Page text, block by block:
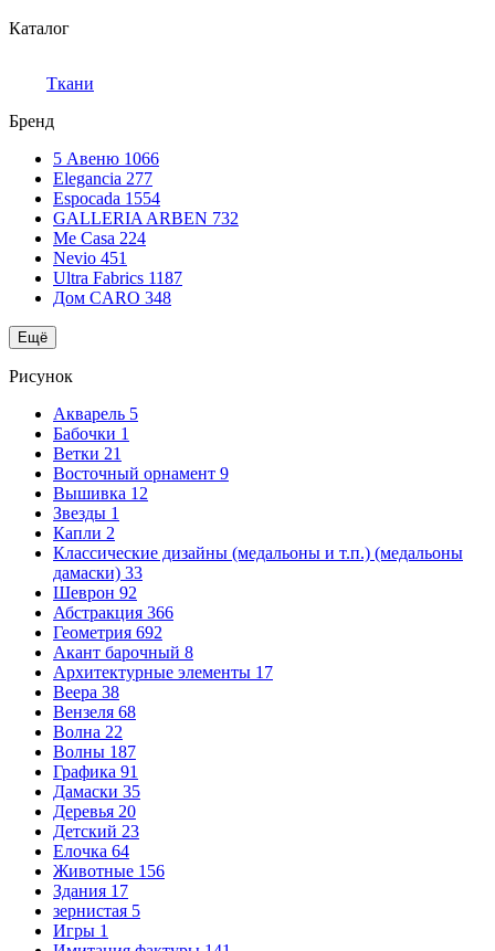
Каталог
Ткани
Бренд
5 Авеню 1066
Elegancia 277
Espocada 1554
GALLERIA ARBEN 732
Me Casa 224
Nevio 451
Ultra Fabrics 1187
Дом CARO 348
Ещё
Рисунок
Акварель 5
Бабочки 1
Ветки 21
Восточный орнамент 9
Вышивка 12
Звезды 1
Капли 2
Классические дизайны (медальоны и т.п.) (медальоны
дамаски) 33
Шеврон 92
Абстракция 366
Геометрия 692
Акант барочный 8
Архитектурные элементы 17
Веера 38
Вензеля 68
Волна 22
Волны 187
Графика 91
Дамаски 35
Деревья 20
Детский 23
Елочка 64
Животные 156
Здания 17
зернистая 5
Игры 1